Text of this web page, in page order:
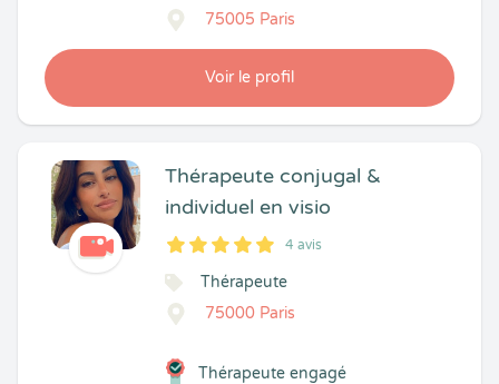
75005 Paris
Voir le profil
Thérapeute conjugal &
individuel en visio
5
1
5
4 4 avis
Thérapeute
75000 Paris
Thérapeute engagé